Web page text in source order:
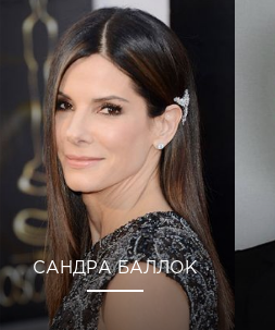
САНДРА БАЛЛОК